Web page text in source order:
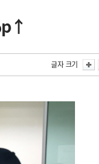
글자 크기